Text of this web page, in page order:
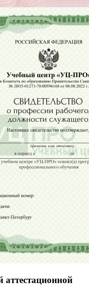
аттестационной